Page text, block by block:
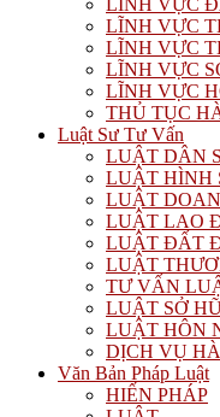
LĨNH VỰC
LĨNH VỰC
LĨNH VỰC
LĨNH VỰC
LĨNH VỰC
THỦ TỤC
Luật Sư Tư Vấn
LUẬT DÂN
LUẬT HÌNH
LUẬT
LUẬT LAO
LUẬT ĐẤT
LUẬT
TƯ VẤN
LUẬT SỞ
LUẬT HÔN
DỊCH VỤ
Văn Bản Pháp Luật
HIẾN PHÁP